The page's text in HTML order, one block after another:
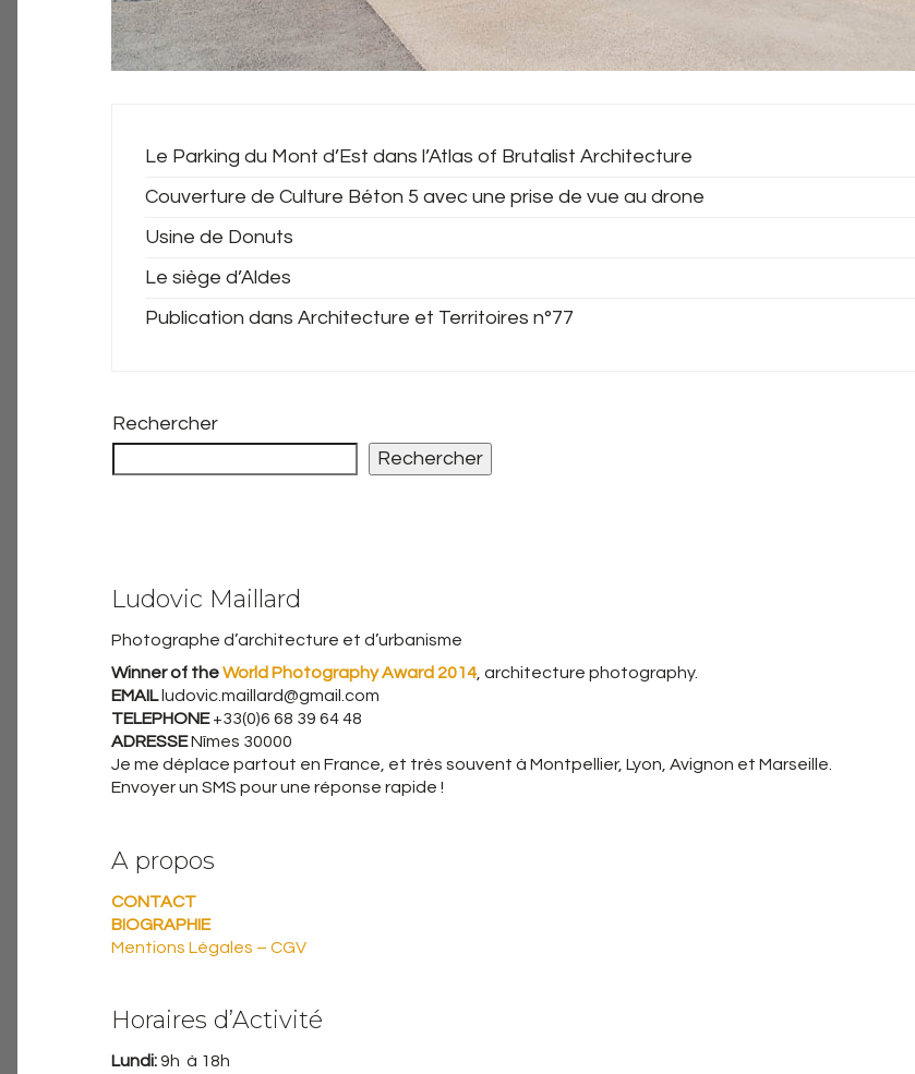
Le Parking du Mont d’Est dans l’Atlas of Brutalist Architecture
Couverture de Culture Béton 5 avec une prise de vue au drone
Usine de Donuts
Le siège d’Aldes
Publication dans Architecture et Territoires n°77
Rechercher
Rechercher
Ludovic Maillard
Photographe d’architecture et d’urbanisme
Winner of theWorld Photography Award 2014 , architecture photography.
EMAIL ludovic.maillard@gmail.com
TELEPHONE+33(0)6 68 39 64 48
ADRESSENîmes 30000
Je me déplace partout en France, et très souvent à Montpellier, Lyon, Avignon et Marseille.
Envoyer un SMS pour une réponse rapide !
A propos
CONTACT
BIOGRAPHIE
Mentions Légales – CGV
Horaires d’Activité
Lundi:9h à 18h